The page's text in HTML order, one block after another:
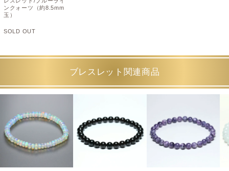
ンクォーツ（約8.5mm
玉）
SOLD OUT
ブレスレット関連商品